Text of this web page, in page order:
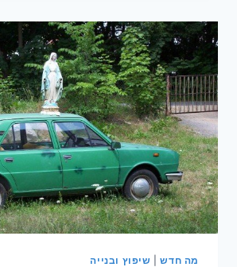
מה חדש| שיפוץ ובנייה